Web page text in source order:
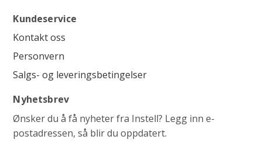
Kundeservice
Kontakt oss
Personvern
Salgs- og leveringsbetingelser
Nyhetsbrev
Ønsker du å få nyheter fra Instell? Legg inn e-
postadressen, så blir du oppdatert.